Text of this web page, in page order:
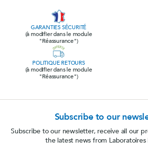
GARANTIES SÉCURITÉ
(à modifier dans le module
"Réassurance")
POLITIQUE RETOURS
(à modifier dans le module
"Réassurance")
Subscribe to our
Subscribe to our newsletter, receive all our
the latest news from Laboratoires